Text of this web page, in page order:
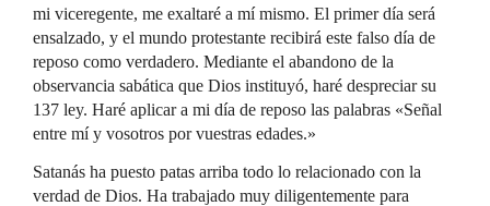
mi viceregente, me exaltaré a mí mismo. El primer día será
ensalzado, y el mundo protestante recibirá este falso día de
reposo como verdadero. Mediante el abandono de la
observancia sabática que Dios instituyó, haré despreciar su
137 ley. Haré aplicar a mi día de reposo las palabras «Señal
entre mí y vosotros por vuestras edades.»
Satanás ha puesto patas arriba todo lo relacionado con la
verdad de Dios. Ha trabajado muy diligentemente para